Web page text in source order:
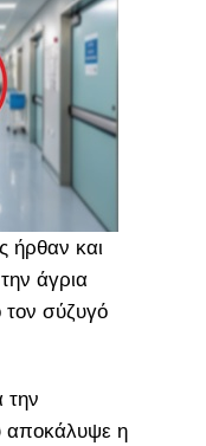
ήρθαν και
άγρια
τον σύζυγό
την
αποκάλυψε η